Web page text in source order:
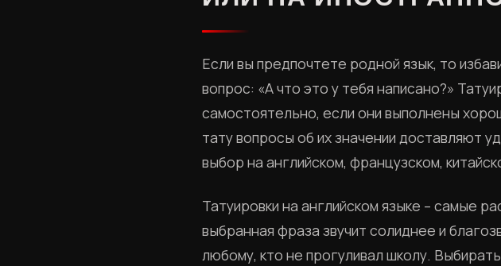
Если вы предпочтете родной язык, то
вопрос: «А что это у тебя написано?»
самостоятельно, если они выполнены
тату вопросы об их значении доставляют
выбор на английском, французском,
Татуировки на английском языке – самые
выбранная фраза звучит солиднее и
любому, кто не прогуливал школу.